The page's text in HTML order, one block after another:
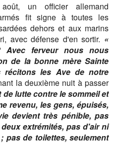
un officier allemand
fit signe à toutes les
dehors et aux marins
avec défense d'en sortir. «
Avec ferveur nous nous
de la bonne mère Sainte
récitons les Ave de notre
la deuxième nuit à passer
de lutte contre le sommeil et
revenu, les gens, épuisés,
devient très pénible, pas
extrémités, pas d'air ni
pas de toilettes, seulement